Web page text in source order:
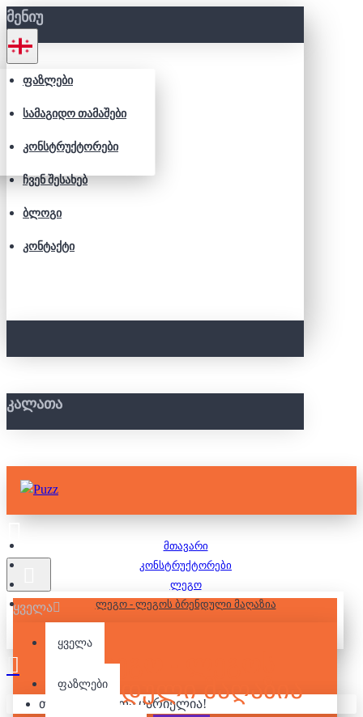
ᲛᲔᲜᲘᲣ
ᲤᲐᲖᲚᲔᲑᲘ
ᲡᲐᲛᲐᲒᲘᲓᲝ ᲗᲐᲛᲐᲨᲔᲑᲘ
ᲙᲝᲜᲡᲢᲠᲣᲥᲢᲝᲠᲔᲑᲘ
ᲩᲕᲔᲜ ᲨᲔᲡᲐᲮᲔᲑ
ᲑᲚᲝᲒᲘ
ᲙᲝᲜᲢᲐᲥᲢᲘ
ᲙᲐᲚᲐᲗᲐ
ყველა
ყველა
ფაზლები
თქვენი კალათა ცარიელია!
მთავარი
კონსტრუქტორები
ლეგო
ლეგო - ლეგოს ბრენდული მაღაზია
ᲚᲔᲒᲝ - ᲚᲔᲒᲝᲡ
ᲑᲠᲔᲜᲓᲣᲚᲘ ᲛᲐᲦᲐᲖᲘᲐ